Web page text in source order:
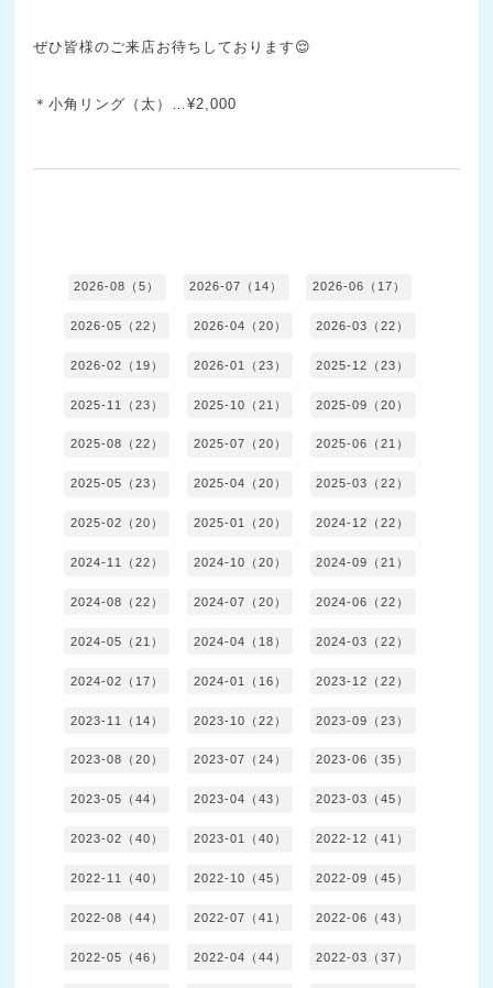
ぜひ皆様のご来店お待ちしております😌
＊小角リング（太）…¥2,000
2026-08（5） 2026-07（14） 2026-06（17）
2026-05（22） 2026-04（20） 2026-03（22）
2026-02（19） 2026-01（23） 2025-12（23）
2025-11（23） 2025-10（21） 2025-09（20）
2025-08（22） 2025-07（20） 2025-06（21）
2025-05（23） 2025-04（20） 2025-03（22）
2025-02（20） 2025-01（20） 2024-12（22）
2024-11（22） 2024-10（20） 2024-09（21）
2024-08（22） 2024-07（20） 2024-06（22）
2024-05（21） 2024-04（18） 2024-03（22）
2024-02（17） 2024-01（16） 2023-12（22）
2023-11（14） 2023-10（22） 2023-09（23）
2023-08（20） 2023-07（24） 2023-06（35）
2023-05（44） 2023-04（43） 2023-03（45）
2023-02（40） 2023-01（40） 2022-12（41）
2022-11（40） 2022-10（45） 2022-09（45）
2022-08（44） 2022-07（41） 2022-06（43）
2022-05（46） 2022-04（44） 2022-03（37）